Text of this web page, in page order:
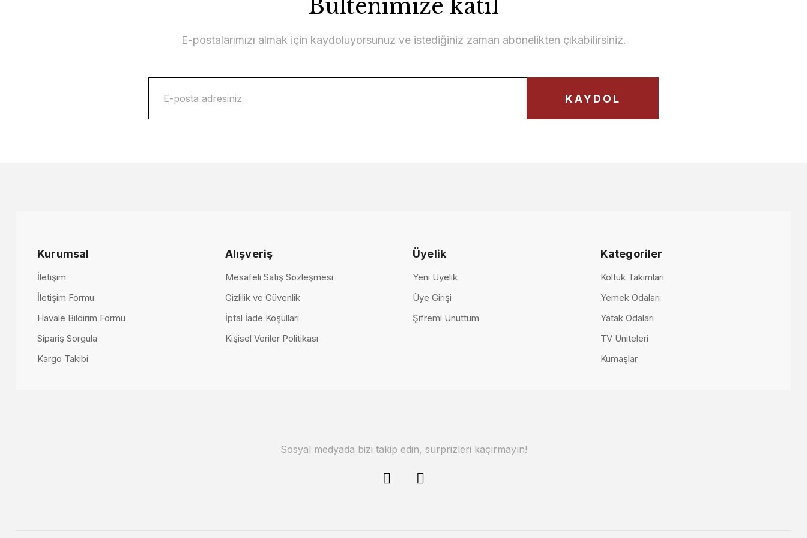
Volo & Como Collection Koltuk Takımı ve Tetri Berjersiz
Bültenimize katıl
E-postalarımızı almak için kaydoluyorsunuz ve istediğiniz zaman abonelikten çıkabilirsiniz.
KAYDOL
Kurumsal
İletişim
İletişim Formu
Havale Bildirim Formu
Sipariş Sorgula
Kargo Takibi
Alışveriş
Mesafeli Satış Sözleşmesi
Gizlilik ve Güvenlik
İptal İade Koşulları
Kişisel Veriler Politikası
Üyelik
Yeni Üyelik
Üye Girişi
Şifremi Unuttum
Kategoriler
Koltuk Takımları
Yemek Odaları
Yatak Odaları
TV Üniteleri
Kumaşlar
Sosyal medyada bizi takip edin, sürprizleri kaçırmayın!